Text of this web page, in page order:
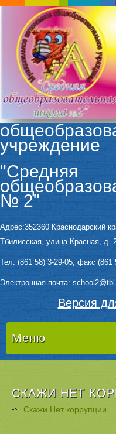
учреждение
"Средняя
№ 2"
Адрес:352360 Краснодарский
Тбилисская, улица Красная, д.
Тел. (861 58) 3-29-05, факс (861
Электронная почта:
Версия
Меню
СКАЖИ НЕТ
Скажи Нет коррупции